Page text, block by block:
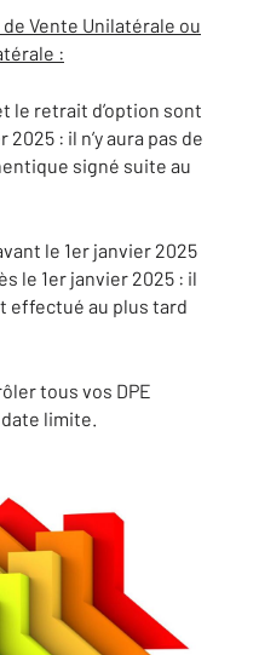
Vente Unilatérale ou
:
le retrait d’option sont
2025 : il n’yaura pas de
signé suite au
le 1er janvier 2025
le 1er janvier 2025 : il
effectué au plus tard
tous vos DPE
date limite.